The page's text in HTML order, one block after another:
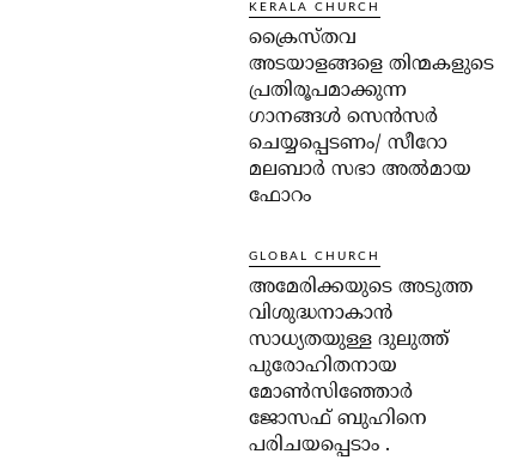
KERALA CHURCH
ക്രൈസ്തവ
അടയാളങ്ങളെ തിന്മകളുടെ
പ്രതിരൂപമാക്കുന്ന
ഗാനങ്ങൾ സെൻസർ
ചെയ്യപ്പെടണം/ സീറോ
മലബാർ സഭാ അൽമായ
ഫോറം
GLOBAL CHURCH
അമേരിക്കയുടെ അടുത്ത
വിശുദ്ധനാകാൻ
സാധ്യതയുള്ള ദുലുത്ത്
പുരോഹിതനായ
മോൺസിഞ്ഞോർ
ജോസഫ് ബുഹിനെ
പരിചയപ്പെടാം .